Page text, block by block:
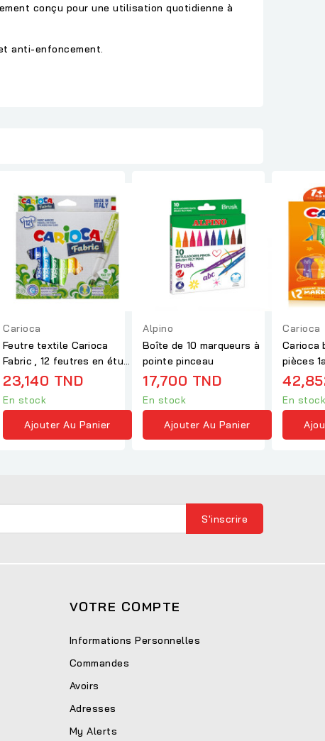
conçu pour une utilisation quotidienne à
anti-enfoncement.
Carioca
Feutre textile Carioca
Fabric , 12 feutres en étui
cartonné
23,140 TND
En stock
Ajouter Au Panier
Alpino
Boîte de 10 marqueurs à
pointe pinceau
17,700 TND
En stock
Ajouter Au Panier
Carioca
Carioca
pièces
En stock
VOTRE COMPTE
Informations Personnelles
Commandes
Avoirs
Adresses
My Alerts